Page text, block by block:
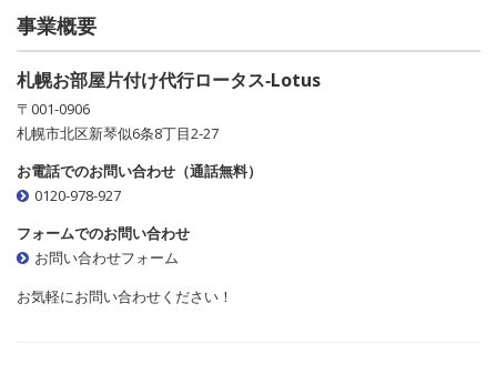
事業概要
札幌お部屋片付け代行ロータス‐Lotus
〒001-0906
札幌市北区新琴似6条8丁目2-27
お電話でのお問い合わせ（通話無料）
0120-978-927
フォームでのお問い合わせ
お問い合わせフォーム
お気軽にお問い合わせください！